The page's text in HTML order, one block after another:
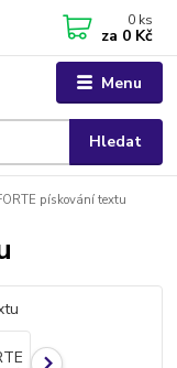
Menu
Hledat
0 ks
za 0 Kč
pískování textu